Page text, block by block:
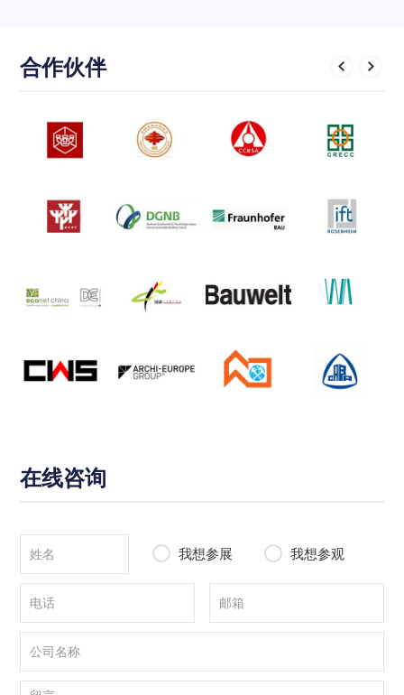
合作伙伴
在线咨询
我想参展 我想参观